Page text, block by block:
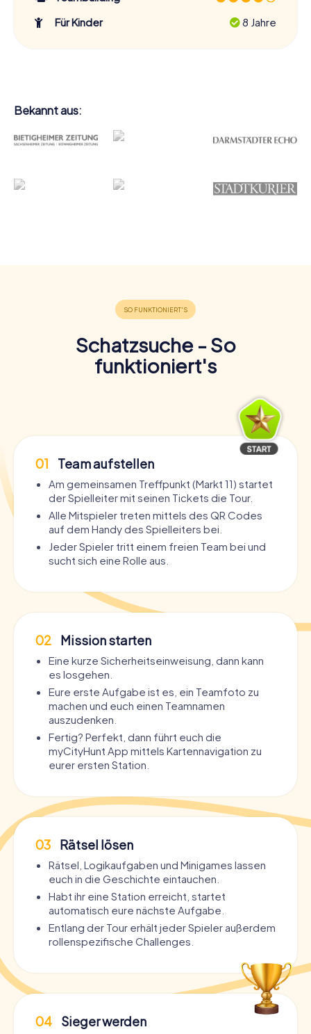
Für Kinder
8 Jahre
Bekannt aus:
Schatzsuche - So
funktioniert's
01 Team aufstellen
Am gemeinsamen Treffpunkt (Markt 11) startet
der Spielleiter mit seinen Tickets die Tour.
Alle Mitspieler treten mittels des QR Codes
auf dem Handy des Spielleiters bei.
Jeder Spieler tritt einem freien Team bei und
sucht sich eine Rolle aus.
02 Mission starten
Eine kurze Sicherheitseinweisung, dann kann
es losgehen.
Eure erste Aufgabe ist es, ein Teamfoto zu
machen und euch einen Teamnamen
auszudenken.
Fertig? Perfekt, dann führt euch die
myCityHunt App mittels Kartennavigation zu
eurer ersten Station.
03 Rätsel lösen
Rätsel, Logikaufgaben und Minigames lassen
euch in die Geschichte eintauchen.
Habt ihr eine Station erreicht, startet
automatisch eure nächste Aufgabe.
Entlang der Tour erhält jeder Spieler außerdem
rollenspezifische Challenges.
04 Sieger werden